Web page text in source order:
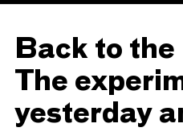
Back to
The
yesterday